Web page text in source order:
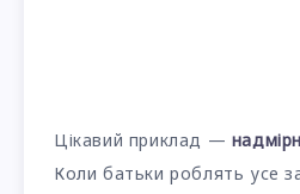
Цікавий приклад —
Коли батьки роблять усе